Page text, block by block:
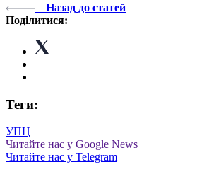
Назад до статей
Поділитися:
Теги:
УПЦ
Читайте нас у Google News
Читайте нас у Telegram